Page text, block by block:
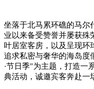
坐落于北马累环礁的马尔
业以来备受赞誉并屡获殊
叶居室客房，以及呈现环
追求私密与奢华的海岛度
·节日季"为主题，打造一
典活动，诚邀宾客奔赴一